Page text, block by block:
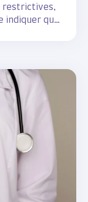
restrictives,
indiquer que